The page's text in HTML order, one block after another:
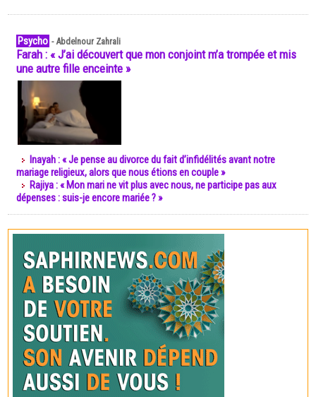
Psycho -Abdelnour Zahrali
Farah : « J’ai découvert que mon conjoint m’a trompée et mis
une autre fille enceinte »
Inayah : « Je pense au divorce du fait d’infidélités avant notre
mariage religieux, alors que nous étions en couple »
Rajiya : « Mon mari ne vit plus avec nous, ne participe pas aux
dépenses : suis-je encore mariée ? »